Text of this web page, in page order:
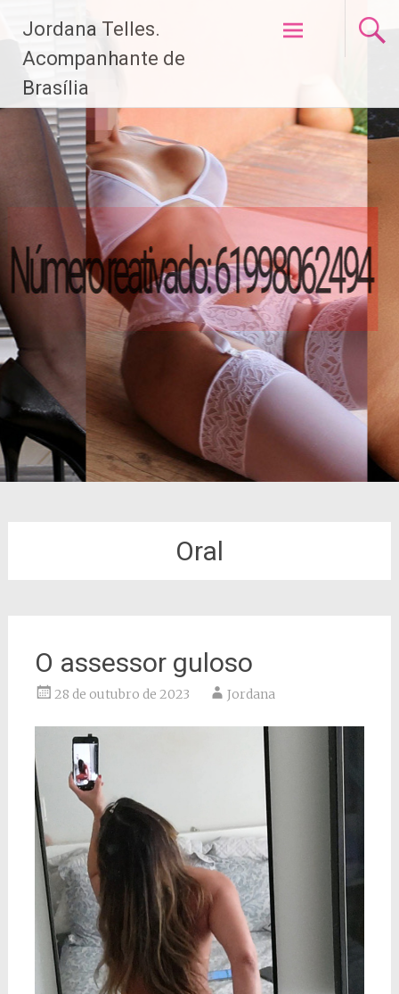
paraJordana Telles.
Acompanhante de
Brasília
Oral
O assessor guloso
28 de outubro de 2023 Jordana